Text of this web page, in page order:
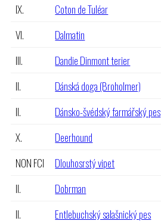
IX.
Coton de Tuléar
VI.
Dalmatin
III.
Dandie Dinmont terier
II.
Dánská doga (Broholmer)
II.
Dánsko-švédský farmářský pes
X.
Deerhound
NON FCI
Dlouhosrstý vipet
II.
Dobrman
II.
Entlebuchský salašnický pes